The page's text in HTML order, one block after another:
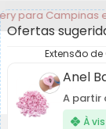
Campinas e
Extensão de
Ofertas
Anel
A partir
À